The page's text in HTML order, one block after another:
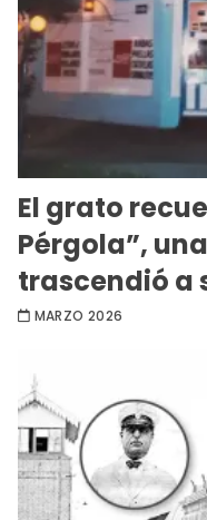
El grato
Pérgola”,
trascendió a
MARZO 2026